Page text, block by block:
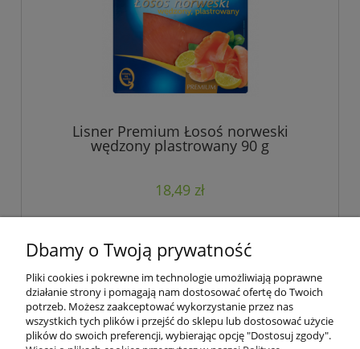
Lisner Premium Łosoś norweski
wędzony plastrowany 90 g
18,49 zł
Podmiotem świadczącym obsługę płatności online jest Blue Media
S.A.
Pomoc
Dbamy o Twoją prywatność
Pliki cookies i pokrewne im technologie umożliwiają poprawne
działanie strony i pomagają nam dostosować ofertę do Twoich
potrzeb. Możesz zaakceptować wykorzystanie przez nas
wszystkich tych plików i przejść do sklepu lub dostosować użycie
plików do swoich preferencji, wybierając opcję "Dostosuj zgody".